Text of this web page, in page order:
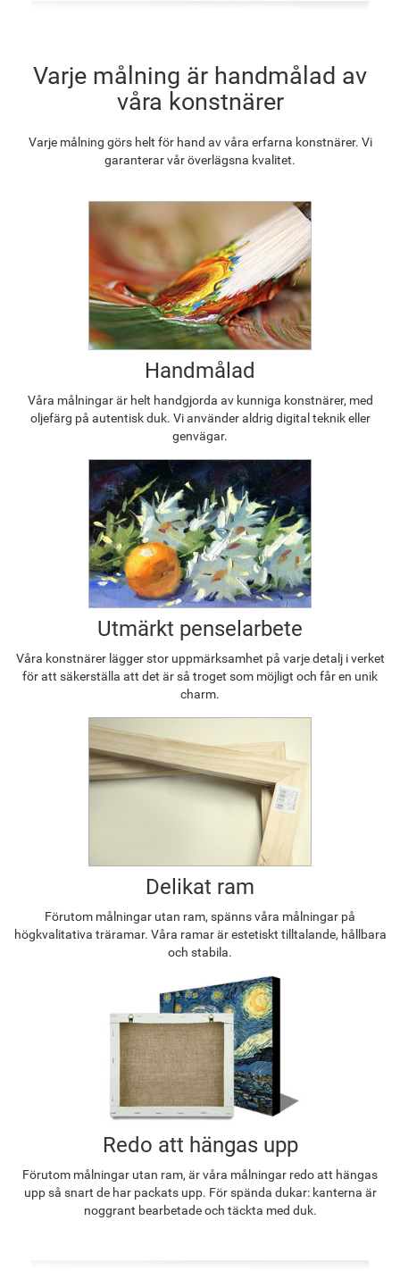
Varje målning är handmålad av
våra konstnärer
Varje målning görs helt för hand av våra erfarna konstnärer. Vi
garanterar vår överlägsna kvalitet.
Handmålad
Våra målningar är helt handgjorda av kunniga konstnärer, med
oljefärg på autentisk duk. Vi använder aldrig digital teknik eller
genvägar.
Utmärkt penselarbete
Våra konstnärer lägger stor uppmärksamhet på varje detalj i verket
för att säkerställa att det är så troget som möjligt och får en unik
charm.
Delikat ram
Förutom målningar utan ram, spänns våra målningar på
högkvalitativa träramar. Våra ramar är estetiskt tilltalande, hållbara
och stabila.
Redo att hängas upp
Förutom målningar utan ram, är våra målningar redo att hängas
upp så snart de har packats upp. För spända dukar: kanterna är
noggrant bearbetade och täckta med duk.